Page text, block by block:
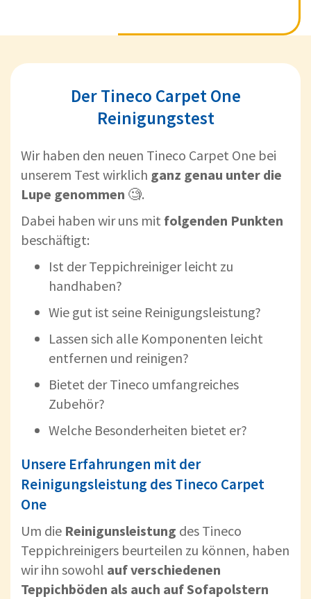
Der Tineco Carpet One
Reinigungstest
Wir haben den neuen Tineco Carpet One bei
unserem Test wirklich ganz genau unter die
Lupe genommen 🧐.
Dabei haben wir uns mit folgenden Punkten
beschäftigt:
Ist der Teppichreiniger leicht zu
handhaben?
Wie gut ist seine Reinigungsleistung?
Lassen sich alle Komponenten leicht
entfernen und reinigen?
Bietet der Tineco umfangreiches
Zubehör?
Welche Besonderheiten bietet er?
Unsere Erfahrungen mit der
Reinigungsleistung des Tineco Carpet
One
Um die Reinigunsleistung des Tineco
Teppichreinigers beurteilen zu können, haben
wir ihn sowohl auf verschiedenen
Teppichböden als auch auf Sofapolstern